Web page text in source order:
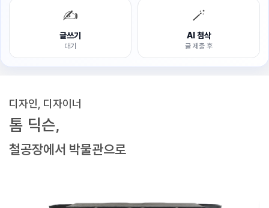
✍️
글쓰기
대기
🪄
AI 첨삭
글 제출 후
디자인, 디자이너
톰 딕슨,
철공장에서 박물관으로